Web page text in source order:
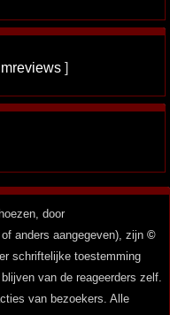
]
door
anders aangegeven), zijn ©
schriftelijke toestemming
van de reageerders zelf.
van bezoekers. Alle